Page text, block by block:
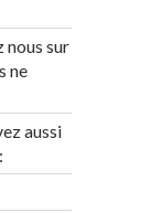
nous sur
ne
aussi